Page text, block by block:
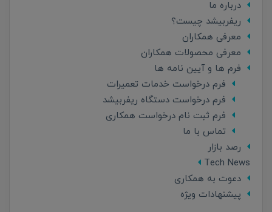
درباره ما
ریفربیشد چیست؟
معرفی همکاران
معرفی محصولات همکاران
فرم ها و آیین نامه ها
فرم درخواست خدمات تعمیرات
فرم درخواست دستگاه ریفربیشد
فرم ثبت نام درخواست همکاری
تماس با ما
رصد بازار
Tech News
دعوت به همکاری
پیشنهادات ویژه